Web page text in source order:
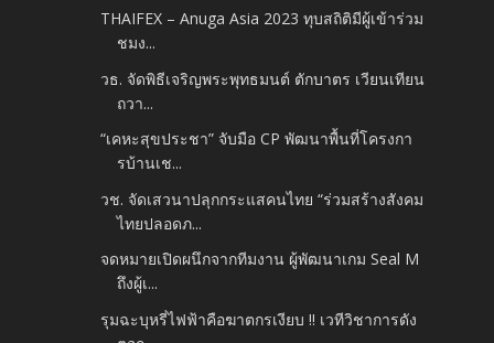
THAIFEX – Anuga Asia 2023 ทุบสถิติมีผู้เข้าร่วม
ชมง...
วธ. จัดพิธีเจริญพระพุทธมนต์ ตักบาตร เวียนเทียน
ถวา...
“เคหะสุขประชา” จับมือ CP พัฒนาพื้นที่โครงกา
รบ้านเช...
วช. จัดเสวนาปลุกกระแสคนไทย “ร่วมสร้างสังคม
ไทยปลอดภ...
จดหมายเปิดผนึกจากทีมงาน ผู้พัฒนาเกม Seal M
ถึงผู้เ...
รุมฉะบุหรี่ไฟฟ้าคือฆาตกรเงียบ !! เวทีวิชาการดัง